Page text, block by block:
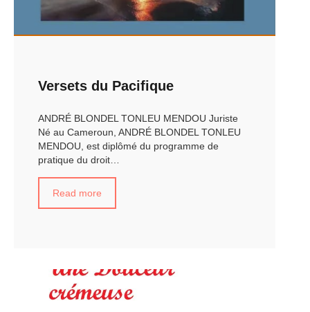
Versets du Pacifique
ANDRÉ BLONDEL TONLEU MENDOU Juriste
Né au Cameroun, ANDRÉ BLONDEL TONLEU
MENDOU, est diplômé du programme de
pratique du droit…
Read more